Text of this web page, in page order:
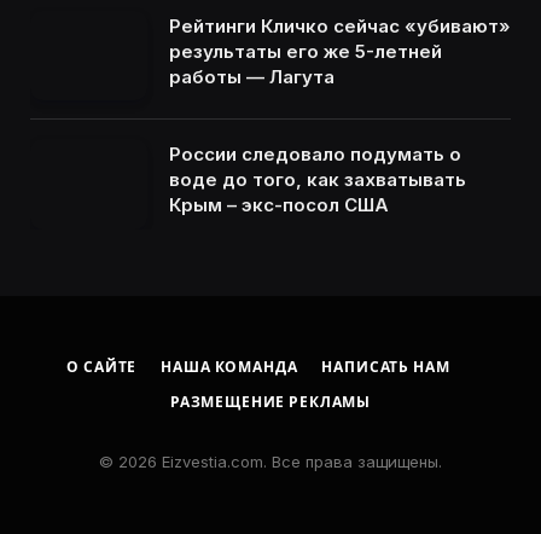
Рейтинги Кличко сейчас «убивают»
результаты его же 5-летней
работы — Лагута
России следовало подумать о
воде до того, как захватывать
Крым – экс-посол США
О САЙТЕ НАША КОМАНДА
НАПИСАТЬ НАМ
РАЗМЕЩЕНИЕ РЕКЛАМЫ
© 2026 Eizvestia.com. Все права защищены.